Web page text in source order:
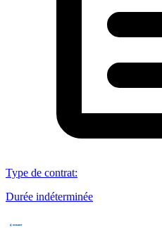
Type de contrat:
Durée indéterminée